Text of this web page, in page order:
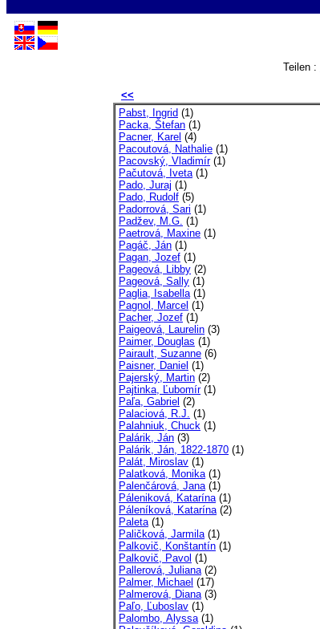
Teilen :
<<
Pabst, Ingrid (1)
Packa, Štefan (1)
Pacner, Karel (4)
Pacoutová, Nathalie (1)
Pacovský, Vladimír(1)
Pačutová, Iveta(1)
Pado, Juraj (1)
Pado, Rudolf (5)
Padorrová, Sari (1)
Padžev, M.G. (1)
Paetrová, Maxine (1)
Pagáč, Ján (1)
Pagan, Jozef (1)
Pageová, Libby (2)
Pageová, Sally (1)
Paglia, Isabella(1)
Pagnol, Marcel (1)
Pacher, Jozef (1)
Paigeová, Laurelin (3)
Paimer, Douglas (1)
Pairault, Suzanne (6)
Paisner, Daniel (1)
Pajerský, Martin (2)
Pajtinka, Ľubomír(1)
Paľa, Gabriel (2)
Palaciová, R.J. (1)
Palahniuk, Chuck (1)
Palárik, Ján (3)
Palárik, Ján, 1822-1870 (1)
Palát, Miroslav (1)
Palatková, Monika(1)
Palenčárová, Jana(1)
Páleniková, Katarína(1)
Páleníková, Katarína(2)
Paleta(1)
Paličková, Jarmila(1)
Palkovič, Konštantín (1)
Palkovič, Pavol (1)
Pallerová, Juliana(2)
Palmer, Michael (17)
Palmerová, Diana(3)
Paľo, Ľuboslav (1)
Palombo, Alyssa(1)